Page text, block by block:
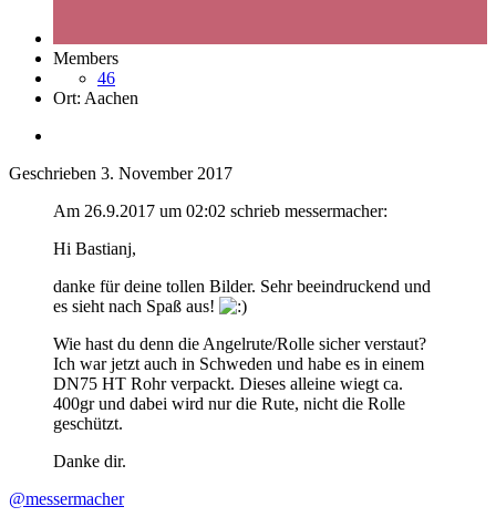
Members
46
Ort: Aachen
Geschrieben 3. November 2017
Am 26.9.2017 um 02:02 schrieb messermacher:
Hi Bastianj,
danke für deine tollen Bilder. Sehr beeindruckend und
es sieht nach Spaß aus!
Wie hast du denn die Angelrute/Rolle sicher verstaut?
Ich war jetzt auch in Schweden und habe es in einem
DN75 HT Rohr verpackt. Dieses alleine wiegt ca.
400gr und dabei wird nur die Rute, nicht die Rolle
geschützt.
Danke dir.
@messermacher